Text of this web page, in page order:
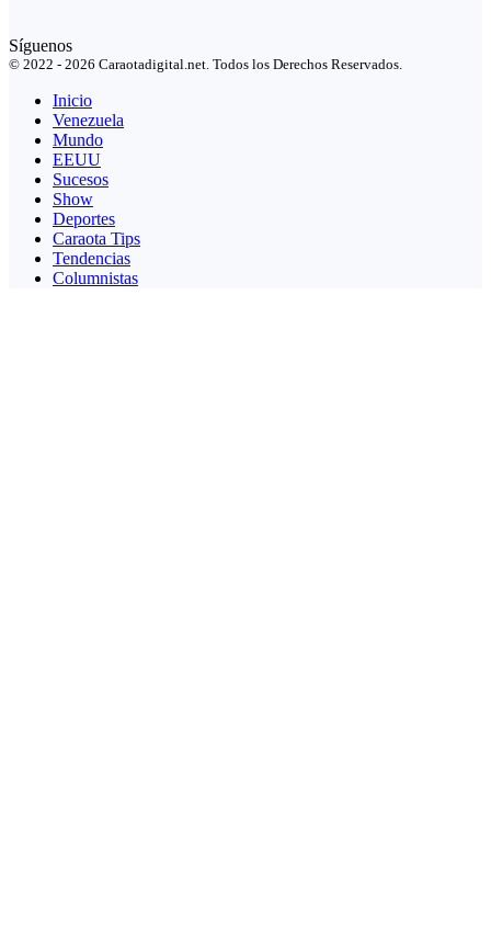
Síguenos
© 2022 - 2026 Caraotadigital.net. Todos los Derechos Reservados.
Inicio
Venezuela
Mundo
EEUU
Sucesos
Show
Deportes
Caraota Tips
Tendencias
Columnistas